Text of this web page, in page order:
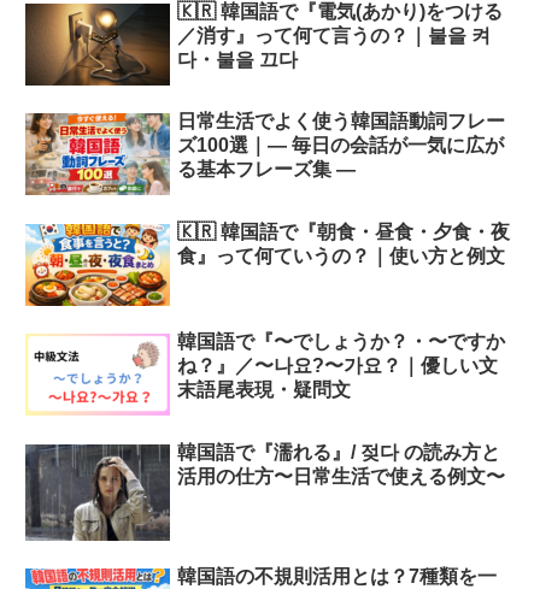
🇰🇷 韓国語で『電気(あかり)をつける
／消す』って何て言うの？｜불을 켜
다・불을 끄다
日常生活でよく使う韓国語動詞フレー
ズ100選｜― 毎日の会話が一気に広が
る基本フレーズ集 ―
🇰🇷 韓国語で『朝食・昼食・夕食・夜
食』って何ていうの？｜使い方と例文
韓国語で『〜でしょうか？・〜ですか
ね？』／〜나요?〜가요？｜優しい文
末語尾表現・疑問文
韓国語で『濡れる』/ 젖다 の読み方と
活用の仕方〜日常生活で使える例文〜
韓国語の不規則活用とは？7種類を一